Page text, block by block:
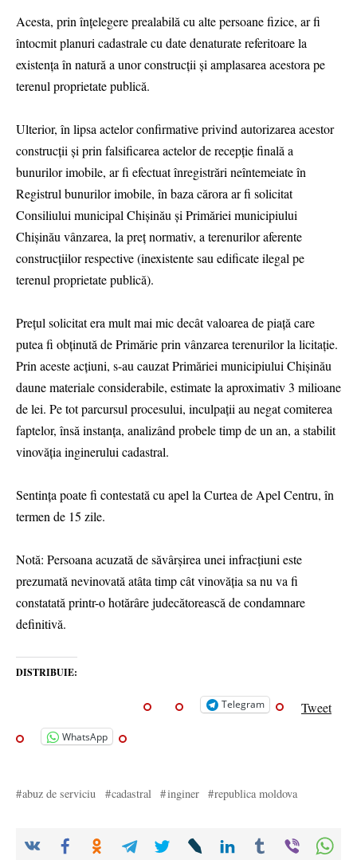
Acesta, prin înțelegere prealabilă cu alte persoane fizice, ar fi
întocmit planuri cadastrale cu date denaturate referitoare la
existența în natură a unor construcții și amplasarea acestora pe
terenul proprietate publică.
Ulterior, în lipsa actelor confirmative privind autorizarea acestor
construcții și prin falsificarea actelor de recepție finală a
bunurilor imobile, ar fi efectuat înregistrări neîntemeiate în
Registrul bunurilor imobile, în baza cărora ar fi solicitat
Consiliului municipal Chișinău și Primăriei municipiului
Chișinău vânzarea, la preț normativ, a terenurilor aferente
construcțiilor respective (inexistente sau edificate ilegal pe
terenul proprietate publică).
Prețul solicitat era mult mai mic decât valoarea de piață care
putea fi obținută de Primărie prin vânzarea terenurilor la licitație.
Prin aceste acțiuni, s-au cauzat Primăriei municipiului Chișinău
daune materiale considerabile, estimate la aproximativ 3 milioane
de lei. Pe tot parcursul procesului, inculpații au negat comiterea
faptelor, însă instanța, analizând probele timp de un an, a stabilit
vinovăția inginerului cadastral.
Sentința poate fi contestată cu apel la Curtea de Apel Centru, în
termen de 15 zile.
Notă: Persoana acuzată de săvârșirea unei infracțiuni este
prezumată nevinovată atâta timp cât vinovăția sa nu va fi
constatată printr-o hotărâre judecătorească de condamnare
definitivă.
DISTRIBUIE:
Telegram Tweet
WhatsApp
abuz de serviciu cadastral inginer republica moldova